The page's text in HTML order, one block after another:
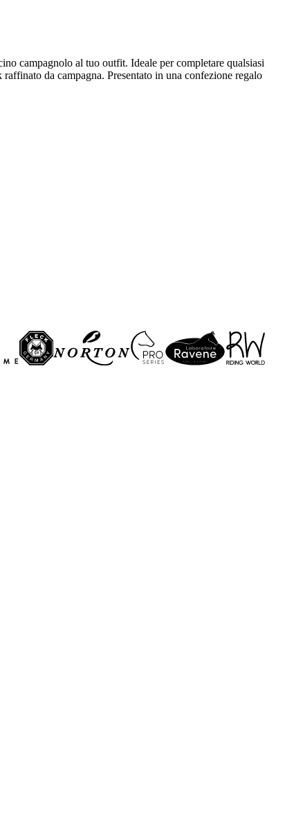
campagnolo al tuo outfit. Ideale per completare qualsiasi
da campagna. Presentato in una confezione regalo